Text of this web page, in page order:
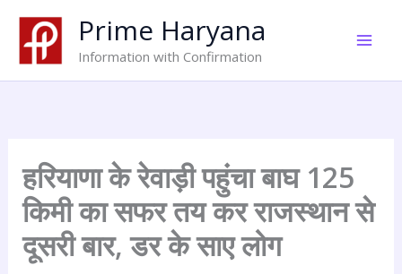
content
Prime Haryana
Information with Confirmation
हरियाणा के रेवाड़ी पहुंचा बाघ 125
किमी का सफर तय कर राजस्थान से
दूसरी बार, डर के साए लोग